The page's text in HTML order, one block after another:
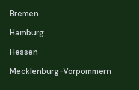
Bremen
Hamburg
Hessen
Mecklenburg-Vorpommern